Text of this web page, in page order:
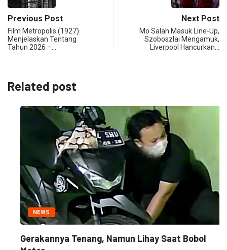
Previous Post
Film Metropolis (1927)
Menjelaskan Tentang
Tahun 2026 –…
Next Post
Mo Salah Masuk Line-Up,
Szoboszlai Mengamuk,
Liverpool Hancurkan…
Related post
NEWS
Gerakannya Tenang, Namun Lihay Saat Bobol